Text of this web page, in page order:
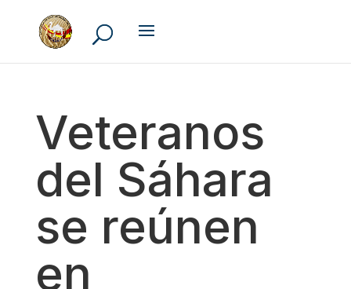
Veteranos
del Sáhara
se reúnen
en